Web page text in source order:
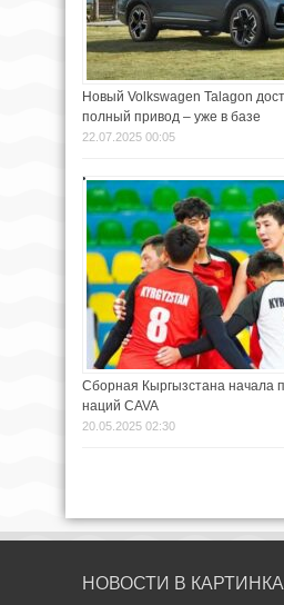
Новый Volkswagen Talagon
полный привод – уже в базе
22.07.2025 00:05
Сборная Кыргызстана начала
наций CAVA
20.05.2025 02:30
НОВОСТИ В